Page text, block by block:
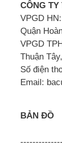
CÔNG TY
VPGD
Quận
VPGD
Thuận
Số điện
Email:
BẢN ĐỒ